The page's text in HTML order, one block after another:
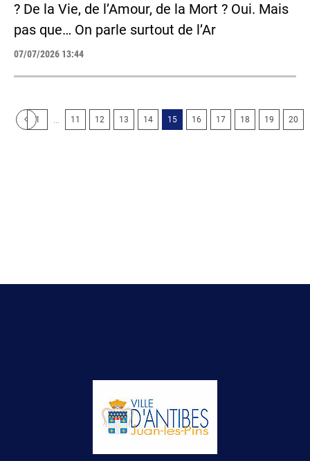
? De la Vie, de l’Amour, de la Mort ? Oui. Mais
pas que… On parle surtout de l’Ar
07/07/2026 13:44
1 11 12 13 14 15 16 17 18 19 20